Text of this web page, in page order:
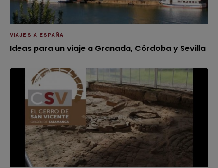
VIAJES A ESPAÑA
Ideas para un viaje a Granada, Córdoba y Sevilla